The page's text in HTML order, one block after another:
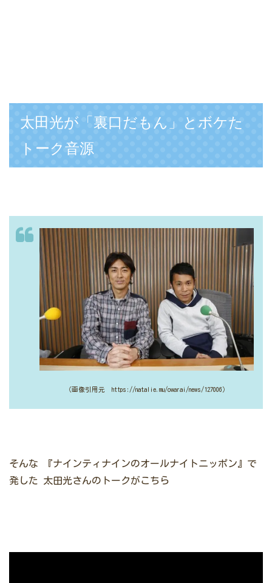
太田光が「裏口だもん」とボケた
トーク音源
（画像引用元 https://natalie.mu/owarai/news/127006）
そんな 『ナインティナインのオールナイトニッポン』で
発した
太田光さんのトークがこちら